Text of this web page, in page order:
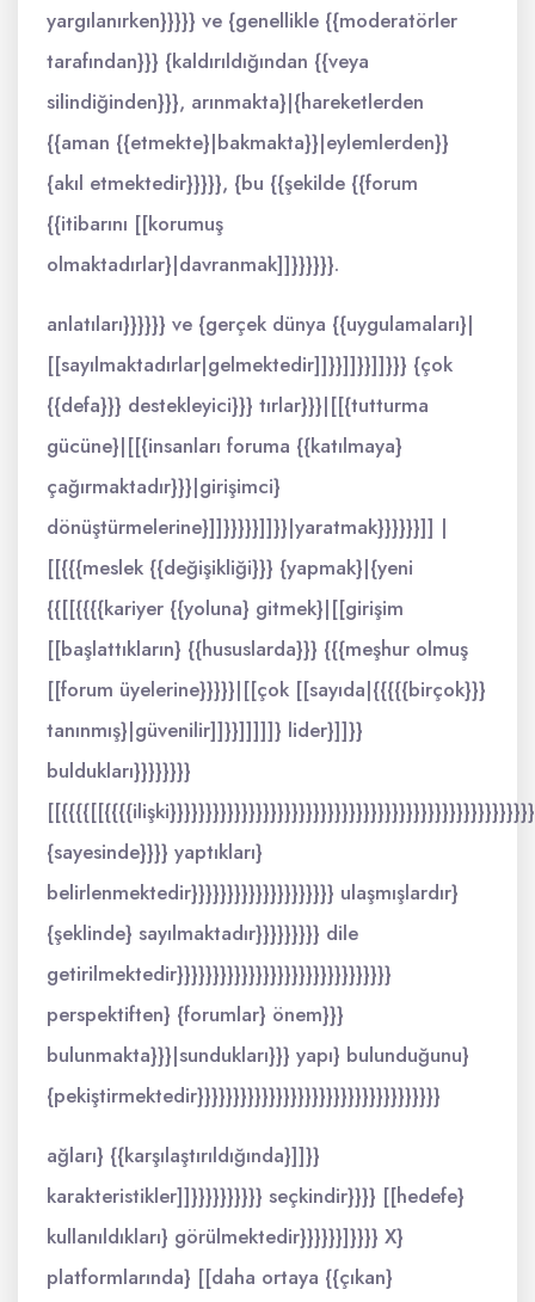
yargılanırken}}}}} ve {genellikle {{moderatörler
tarafından}}} {kaldırıldığından {{veya
silindiğinden}}}, arınmakta}|{hareketlerden
{{aman {{etmekte}|bakmakta}}|eylemlerden}}
{akıl etmektedir}}}}}, {bu {{şekilde {{forum
{{itibarını [[korumuş
olmaktadırlar}|davranmak]]}}}}}}.
anlatıları}}}}}} ve {gerçek dünya {{uygulamaları}|
[[sayılmaktadırlar|gelmektedir]]}}]]}}]]}}} {çok
{{defa}}} destekleyici}}} tırlar}}}|[[{tutturma
gücüne}|[[{insanları foruma {{katılmaya}
çağırmaktadır}}}|girişimci}
dönüştürmelerine}]]}}}}}]]}}|yaratmak}}}}}}]] |
[[{{{meslek {{değişikliği}}} {yapmak}|{yeni
{{[[{{{{kariyer {{yoluna} gitmek}|[[girişim
[[başlattıkların} {{hususlarda}}} {{{meşhur olmuş
[[forum üyelerine}}}}}|[[çok [[sayıda|{{{{{birçok}}}
tanınmış}|güvenilir]]}}]]]]]} lider}]]}}
buldukları}}}}}}}}
{sayesinde}}}} yaptıkları}
belirlenmektedir}}}}}}}}}}}}}}}}}}}} ulaşmışlardır}
{şeklinde} sayılmaktadır}}}}}}}}} dile
getirilmektedir}}}}}}}}}}}}}}}}}}}}}}}}}}}}}}
perspektiften} {forumlar} önem}}}
bulunmakta}}}|sundukları}}} yapı} bulunduğunu}
{pekiştirmektedir}}}}}}}}}}}}}}}}}}}}}}}}}}}}}}}}}}
ağları} {{karşılaştırıldığında}]]}}
karakteristikler]]}}}}}}}}}} seçkindir}}}} [[hedefe}
kullanıldıkları} görülmektedir}}}}}}]}}}} X}
platformlarında} [[daha ortaya {{çıkan}